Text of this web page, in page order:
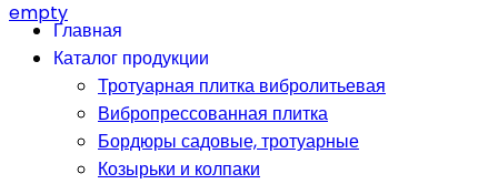
Главная
Каталог продукции
Тротуарная плитка вибролитьевая
Вибропрессованная плитка
Бордюры садовые, тротуарные
Козырьки и колпаки